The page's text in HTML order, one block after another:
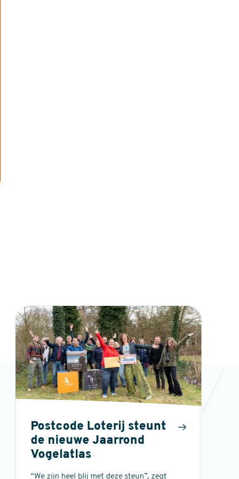
Postcode Loterij steunt
de nieuwe Jaarrond
Vogelatlas
“We zijn heel blij met deze steun”, zegt